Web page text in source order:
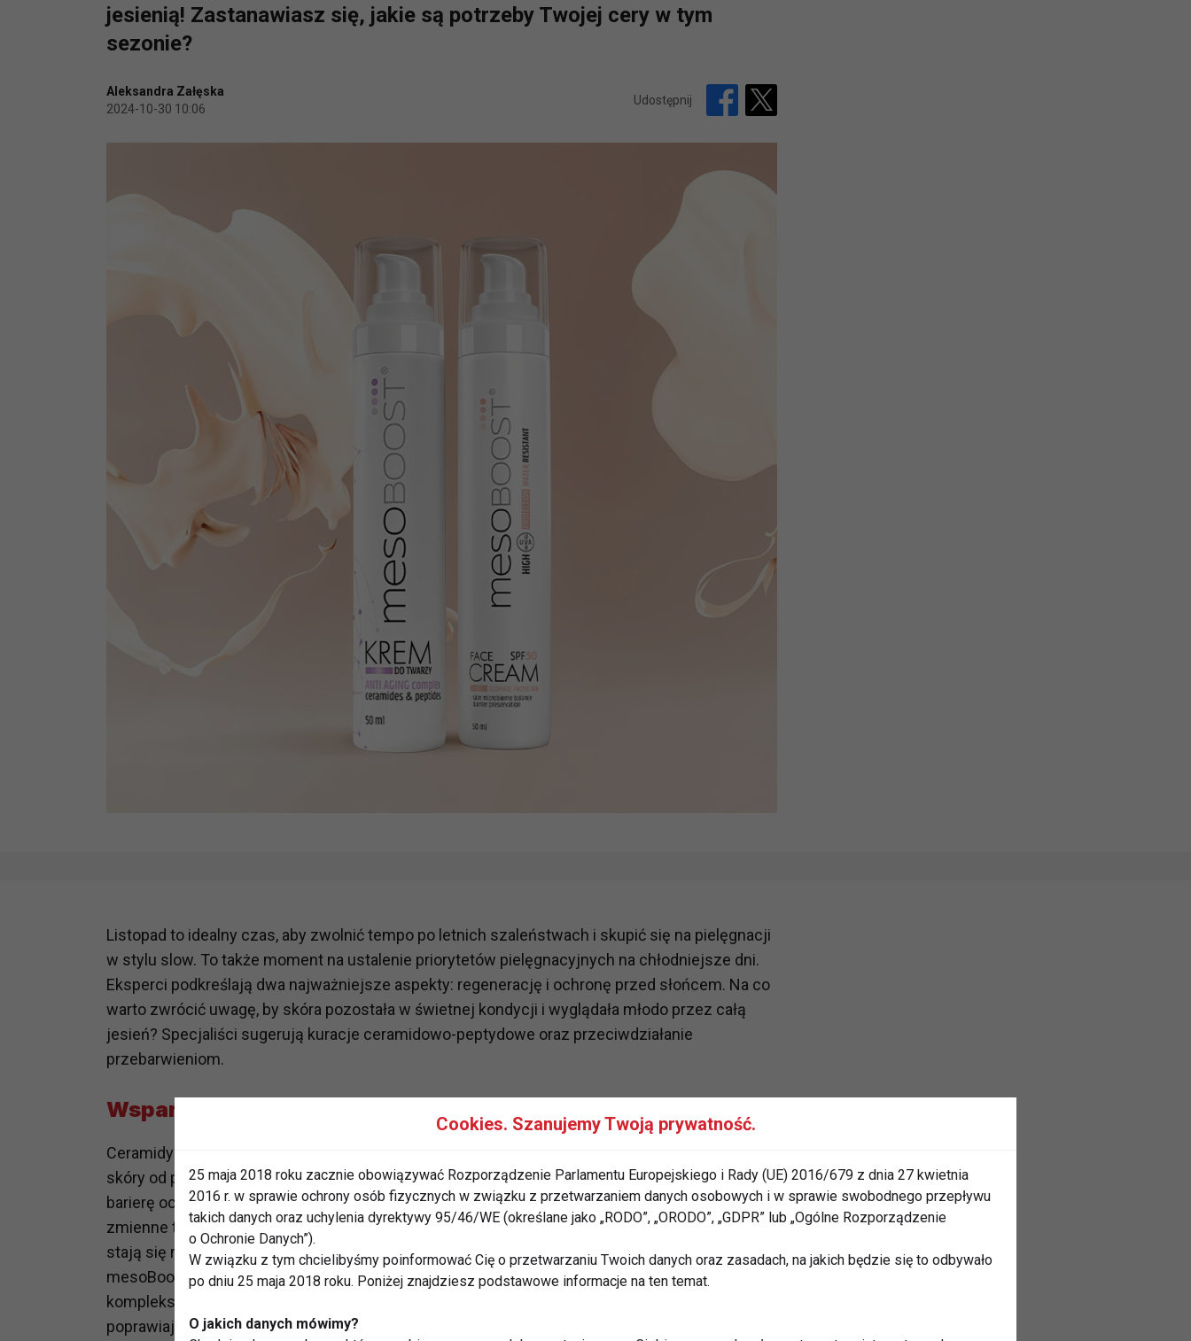
jesienią! Zastanawiasz się, jakie są potrzeby Twojej cery w tym
sezonie?
Aleksandra Załęska
2024-10-30 10:06
Udostępnij
Listopad to idealny czas, aby zwolnić tempo po letnich szaleństwach i skupić się na pielęgnacji
w stylu slow. To także moment na ustalenie priorytetów pielęgnacyjnych na chłodniejsze dni.
Eksperci podkreślają dwa najważniejsze aspekty: regenerację i ochronę przed słońcem. Na co
warto zwrócić uwagę, by skóra pozostała w świetnej kondycji i wyglądała młodo przez całą
jesień? Specjaliści sugerują kuracje ceramidowo-peptydowe oraz przeciwdziałanie
przebarwieniom.
Wsparcie i odbudowa
Ceramidy i peptydy tworzą duet idealny w walce z oznakami starzenia, wspierając strukturę
skóry od podstaw. – Ceramidy pełnią funkcję „cementu” międzykomórkowego, wzmacniając
barierę ochronną skóry i zapobiegając jej odwodnieniu. Jesienią, kiedy skóra jest narażona na
zmienne temperatury oraz działanie ogrzewania czy klimatyzacji, te właściwości ceramidów
stają się niezwykle istotne – tłumaczy Agnieszka Kowalska, Medical Advisor, Ekspert marki
mesoBoost®. – W produktach mesoBoost® Anti Aging Complex ceramidy łączą się z
kompleksem peptydów, w tym tripeptydem 10 i tripeptydem 1, które wspierają regenerację i
poprawiają wygląd skóry – dodaje.
Cookies. Szanujemy Twoją prywatność.
25 maja 2018 roku zacznie obowiązywać Rozporządzenie Parlamentu Europejskiego i Rady (UE) 2016/679 z dnia 27 kwietnia
2016 r. w sprawie ochrony osób fizycznych w związku z przetwarzaniem danych osobowych i w sprawie swobodnego przepływu
takich danych oraz uchylenia dyrektywy 95/46/WE (określane jako „RODO”, „ORODO”, „GDPR” lub „Ogólne Rozporządzenie
o Ochronie Danych”).
W związku z tym chcielibyśmy poinformować Cię o przetwarzaniu Twoich danych oraz zasadach, na jakich będzie się to odbywało
po dniu 25 maja 2018 roku. Poniżej znajdziesz podstawowe informacje na ten temat.
O jakich danych mówimy?